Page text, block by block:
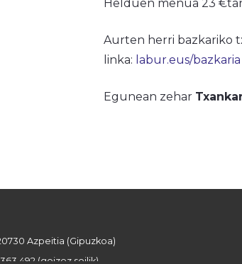
Helduen menua 23
Aurten herri bazkariko
linka: labur.eus/bazkaria
Egunean zehar
Azpeitia (Gipuzkoa)
492 (goizez soilik)